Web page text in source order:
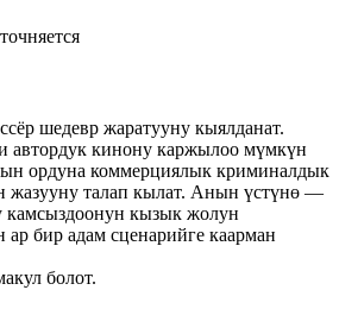
шедевр жаратууну кыялданат.
автордук кинону каржылоо мүмкүн
ордуна коммерциялык криминалдык
жазууну талап кылат. Анын үстүнө —
кызык жолун
ар бир адам сценарийге каарман
болот.